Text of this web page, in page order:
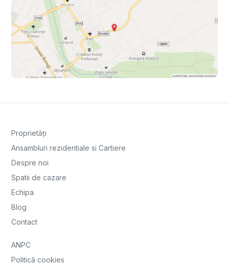
Proprietăți
Ansambluri rezidentiale si Cartiere
Despre noi
Spatii de cazare
Echipa
Blog
Contact
ANPC
Politică cookies